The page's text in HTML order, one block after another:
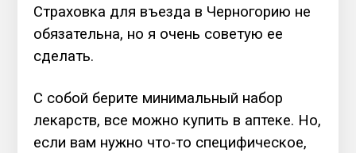
Страховка для въезда в Черногорию не
обязательна, но я очень советую ее
сделать.
С собой берите минимальный набор
лекарств, все можно купить в аптеке. Но,
если вам нужно что-то специфическое,